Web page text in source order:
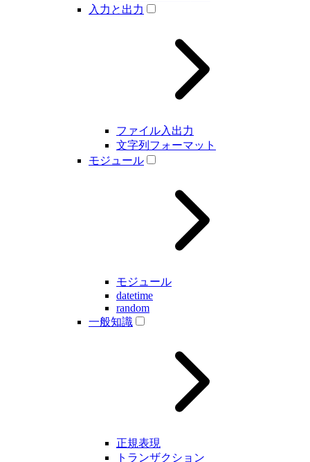
入力と出力
ファイル入出力
文字列フォーマット
モジュール
モジュール
datetime
random
一般知識
正規表現
トランザクション